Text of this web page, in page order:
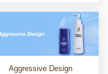
Aggressive Design